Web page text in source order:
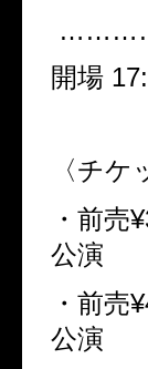
開場
〈チケ
・前売
公演
・前売
公演